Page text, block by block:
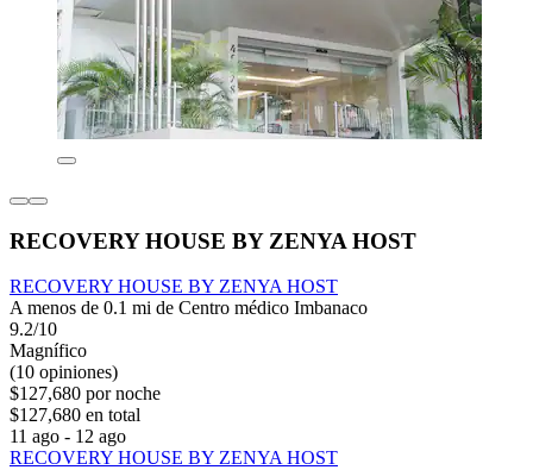
RECOVERY HOUSE BY ZENYA HOST
RECOVERY HOUSE BY ZENYA HOST
A menos de 0.1 mi de Centro médico Imbanaco
9.2/10
Magnífico
(10 opiniones)
$127,680 por noche
$127,680 en total
11 ago - 12 ago
RECOVERY HOUSE BY ZENYA HOST